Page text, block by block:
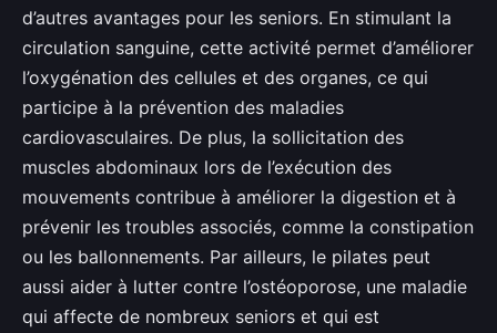
d’autres avantages pour les seniors. En stimulant la
circulation sanguine, cette activité permet d’améliorer
l’oxygénation des cellules et des organes, ce qui
participe à la prévention des maladies
cardiovasculaires. De plus, la sollicitation des
muscles abdominaux lors de l’exécution des
mouvements contribue à améliorer la digestion et à
prévenir les troubles associés, comme la constipation
ou les ballonnements. Par ailleurs, le pilates peut
aussi aider à lutter contre l’ostéoporose, une maladie
qui affecte de nombreux seniors et qui est